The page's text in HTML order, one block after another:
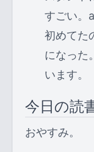
すごい。
初めてた
になった
います。
今日の読
おやすみ。